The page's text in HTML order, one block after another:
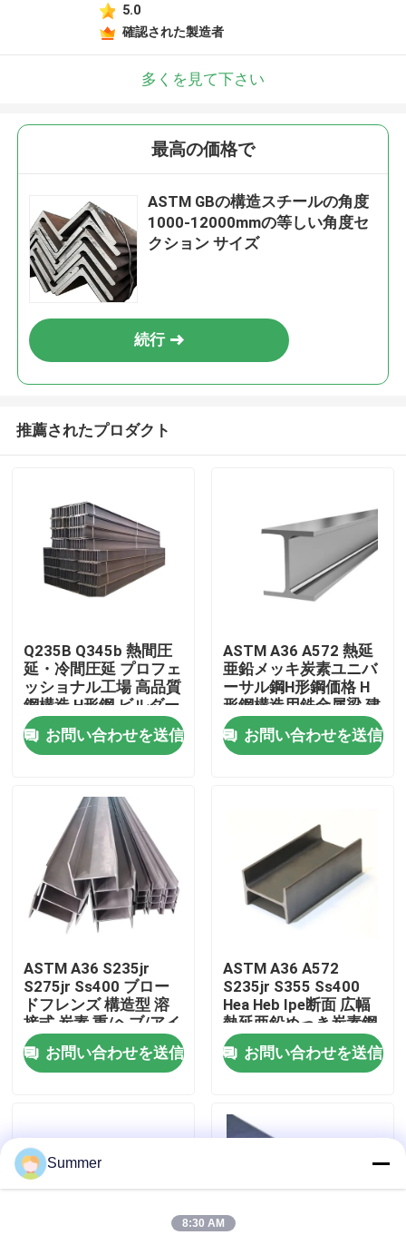
家
私達について
工場旅行
品質管理
私達に連絡しなさい
引用を要求しなさい
炭素鋼板
ステンレス鋼のコイル
5.0
確認された製造者
多くを見て下さい
最高の価格で
ASTM GBの構造スチールの角度
1000-12000mmの等しい角度セ
クション サイズ
続行
推薦されたプロダクト
Q235B Q345b 熱間圧
延・冷間圧延 プロフェ
ッショナル工場 高品質
鋼構造 H形鋼 ビルダー
向け H形鋼 中空セクシ
ョンお問い合わせを送信
ASTM A36 A572 熱延
亜鉛メッキ炭素ユニバ
ーサル鋼H形鋼価格 H
形鋼構造用鉄金属梁 建
設用熱延
お問い合わせを送信
ASTM A36 S235jr
S275jr Ss400 ブロー
ドフレンズ 構造型 溶
接式 炭素 重/ヘブ/アイ
ペ セクション 熱巻き
ユニバーサル 鋼H ビー
ム
お問い合わせを送信
ASTM A36 A572
S235jr S355 Ss400
Hea Heb Ipe断面 広幅
熱延亜鉛めっき炭素鋼
ユニバーサル鋼 H
お問い合わせを送信
Summer
8:30 AM